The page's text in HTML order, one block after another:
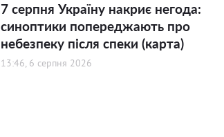
7 серпня Україну накриє негода:
синоптики попереджають про
небезпеку після спеки (карта)
13:46, 6 серпня 2026